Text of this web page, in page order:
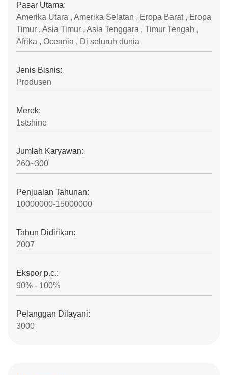
Pasar Utama:
Amerika Utara , Amerika Selatan , Eropa Barat , Eropa
Timur , Asia Timur , Asia Tenggara , Timur Tengah ,
Afrika , Oceania , Di seluruh dunia
Jenis Bisnis:
Produsen
Merek:
1stshine
Jumlah Karyawan:
260~300
Penjualan Tahunan:
10000000-15000000
Tahun Didirikan:
2007
Ekspor p.c.:
90% - 100%
Pelanggan Dilayani:
3000